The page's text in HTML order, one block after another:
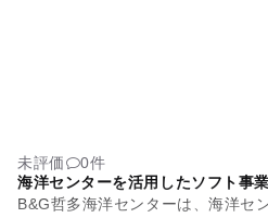
未評価
0件
海洋センターを活用したソフト事
B&G哲多海洋センターは、海洋セ